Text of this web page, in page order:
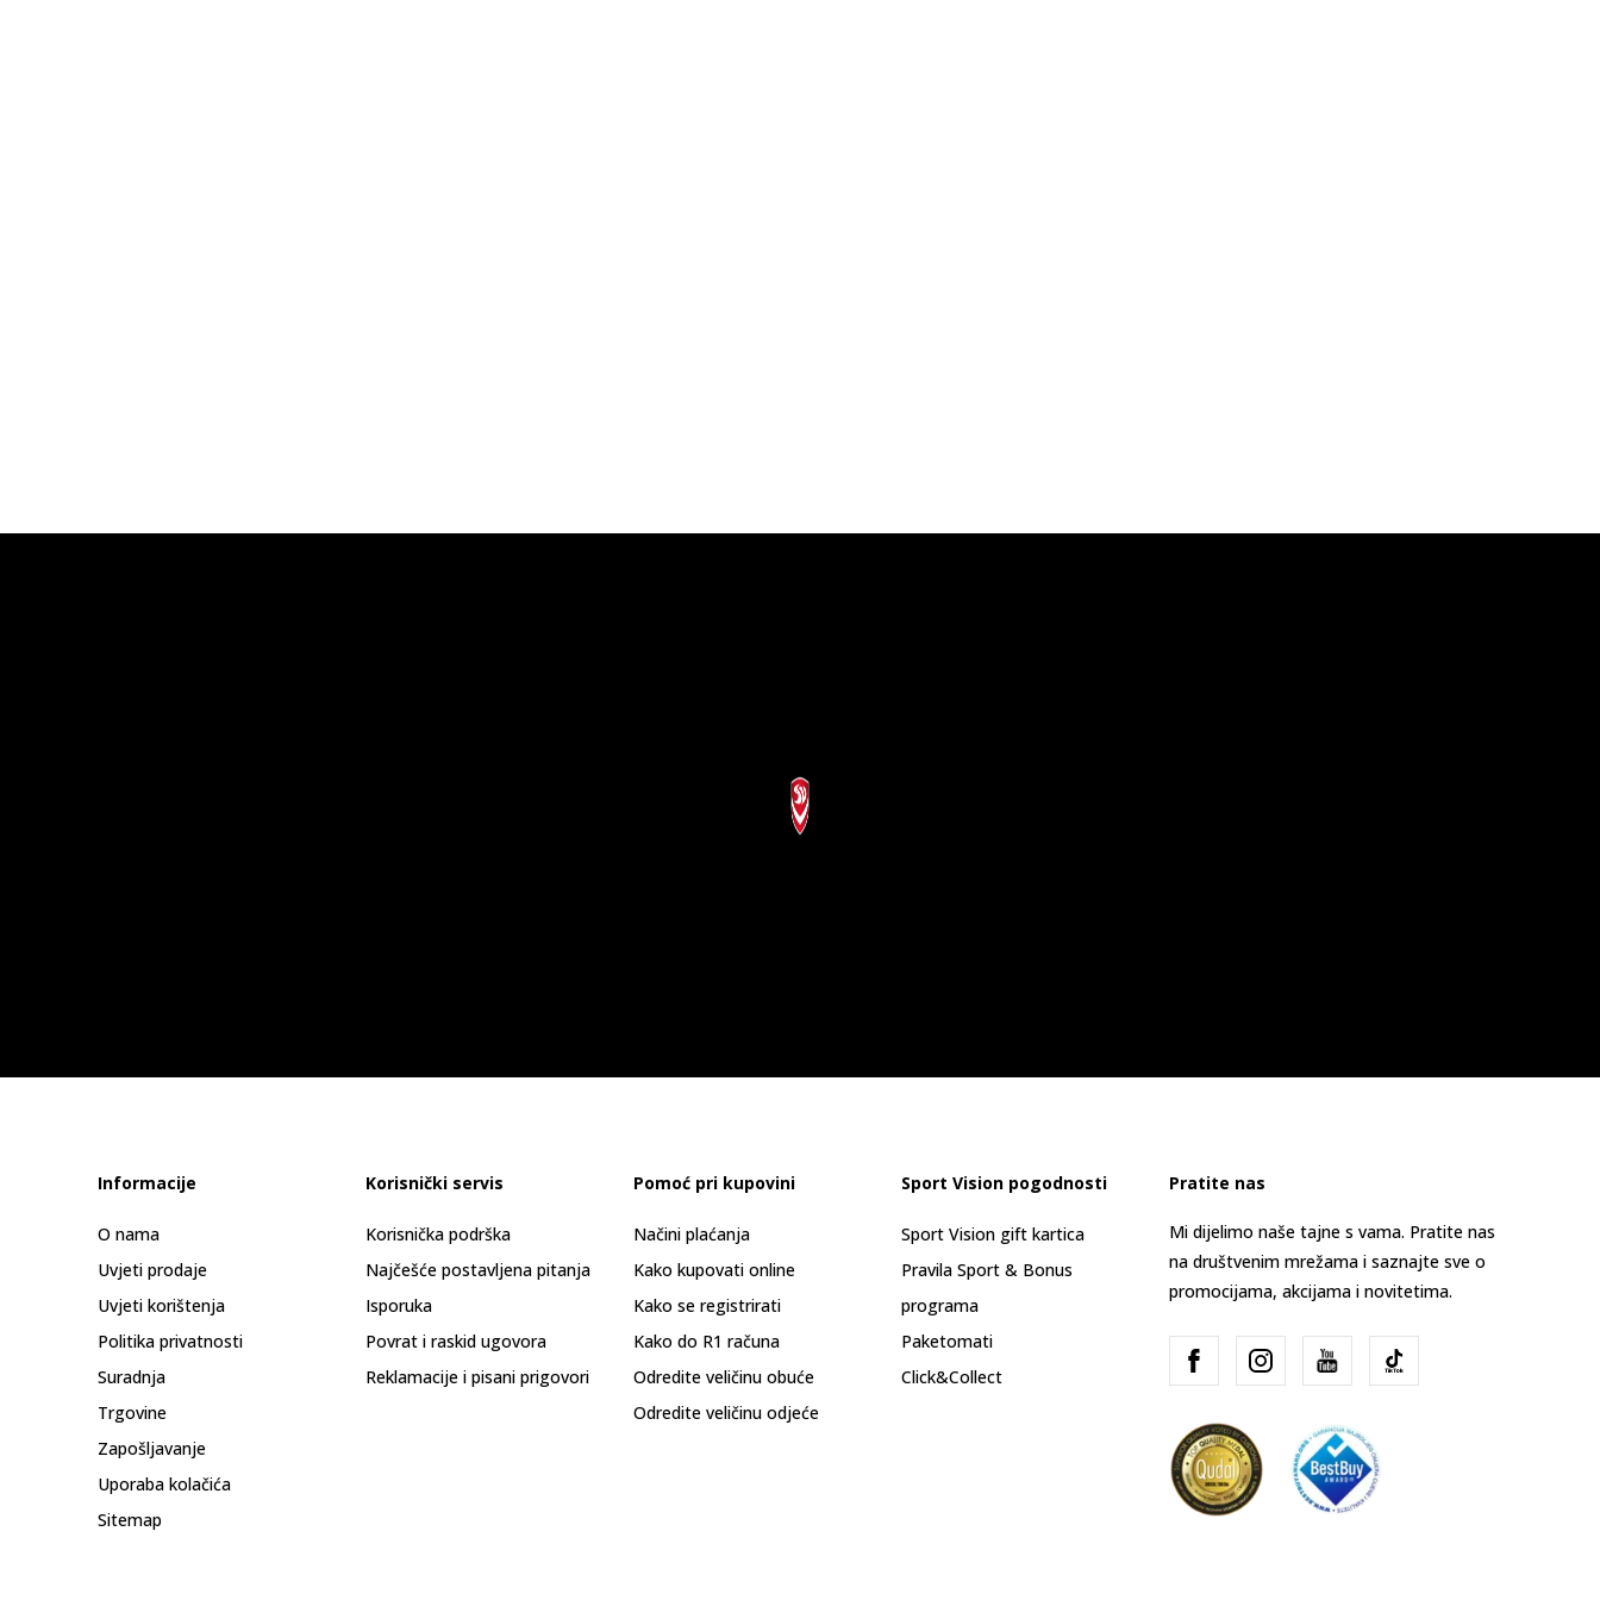
Informacije
O nama
Uvjeti prodaje
Uvjeti korištenja
Politika privatnosti
Suradnja
Trgovine
Zapošljavanje
Uporaba kolačića
Sitemap
Korisnički servis
Korisnička podrška
Najčešće postavljena pitanja
Isporuka
Povrat i raskid ugovora
Reklamacije i pisani prigovori
Pomoć pri kupovini
Načini plaćanja
Kako kupovati online
Kako se registrirati
Kako do R1 računa
Odredite veličinu obuće
Odredite veličinu odjeće
Sport Vision pogodnosti
Sport Vision gift kartica
Pravila Sport & Bonus
programa
Paketomati
Click&Collect
Pratite nas
Mi dijelimo naše tajne s vama. Pratite nas
na društvenim mrežama i saznajte sve o
promocijama, akcijama i novitetima.